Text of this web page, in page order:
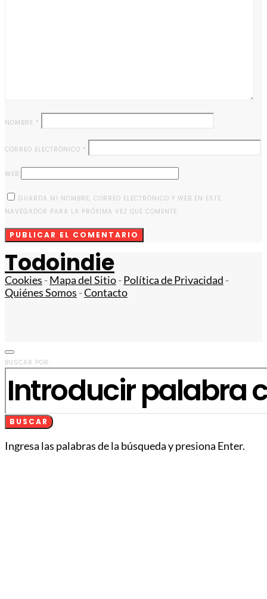
NOMBRE *
CORREO ELECTRÓNICO *
WEB
GUARDA MI NOMBRE, CORREO ELECTRÓNICO Y WEB EN ESTE
NAVEGADOR PARA LA PRÓXIMA VEZ QUE COMENTE.
Todoindie
Cookies -Mapa del Sitio-Política de Privacidad -
Quiénes Somos -Contacto
BUSCAR POR:
BUSCAR
Ingresa las palabras de la búsqueda y presiona Enter.